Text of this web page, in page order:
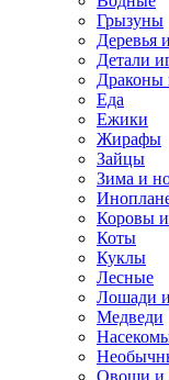
Грызуны
Деревья
Детали
Драконы
Еда
Ежики
Жирафы
Зайцы
Зима и
Коровы
Коты
Куклы
Лесные
Лошади
Медведи
Овощи и